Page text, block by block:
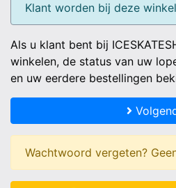
Klant worden bij deze
Als u klant bent bij
winkelen, de status van uw
en uw eerdere bestellingen
Wachtwoord vergeten?